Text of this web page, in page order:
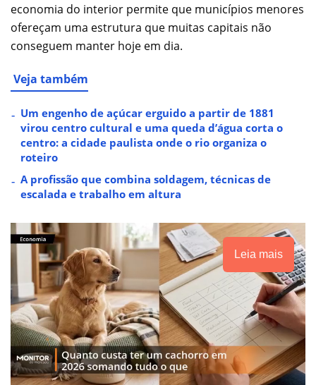
economia do interior permite que municípios menores
ofereçam uma estrutura que muitas capitais não
conseguem manter hoje em dia.
Veja também
Um engenho de açúcar erguido a partir de 1881
virou centro cultural e uma queda d’água corta o
centro: a cidade paulista onde o rio organiza o
roteiro
A profissão que combina soldagem, técnicas de
escalada e trabalho em altura
Leia mais